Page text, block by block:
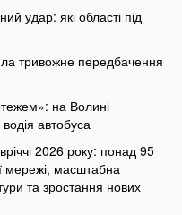
удар: які області під
тривожне передбачення
на Волині
автобуса
2026 року: понад 95
мережі, масштабна
та зростання нових